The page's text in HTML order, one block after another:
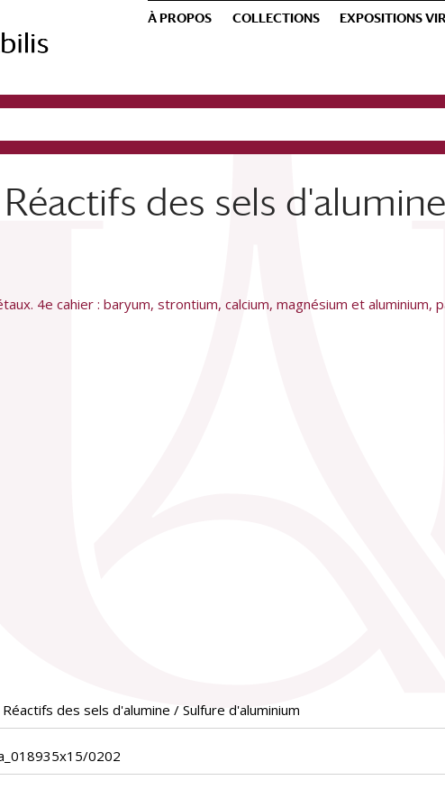
À PROPOS COLLECTIONS EXPOSITIONS
des sels
4e cahier : baryum, strontium, calcium, magnésium et
des sels d'alumine / Sulfure d'aluminium
0202